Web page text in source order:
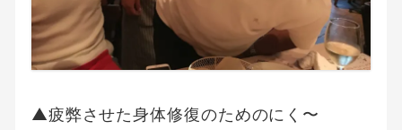
▲疲弊させた身体修復のためのにく〜